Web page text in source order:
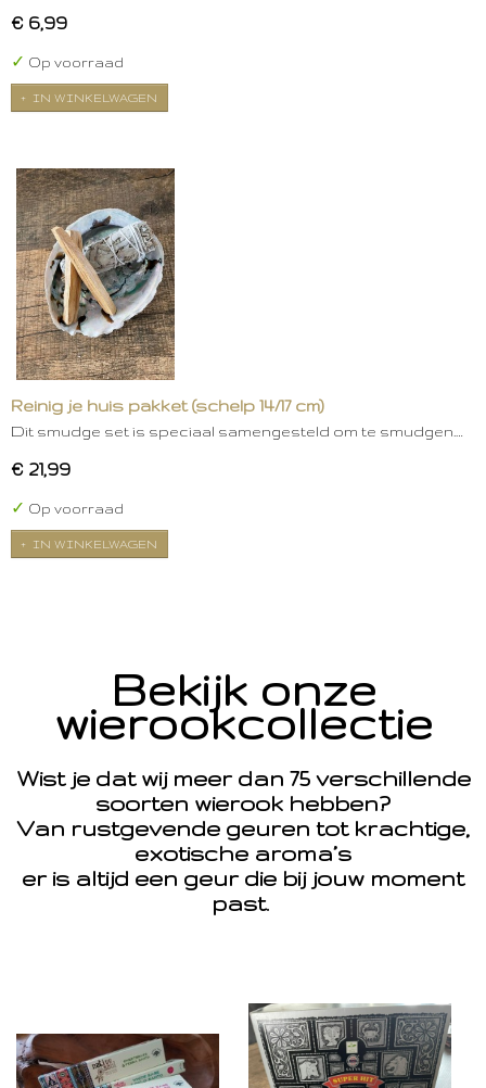
€ 6,99
✓ Op voorraad
IN WINKELWAGEN
Reinig je huis pakket (schelp 14/17 cm)
Dit smudge set is speciaal samengesteld om te smudgen.…
€ 21,99
✓ Op voorraad
IN WINKELWAGEN
Bekijk onze
wierookcollectie
Wist je dat wij meer dan 75 verschillende
soorten wierook hebben?
Van rustgevende geuren tot krachtige,
exotische aroma’s
er is altijd een geur die bij jouw moment
past.